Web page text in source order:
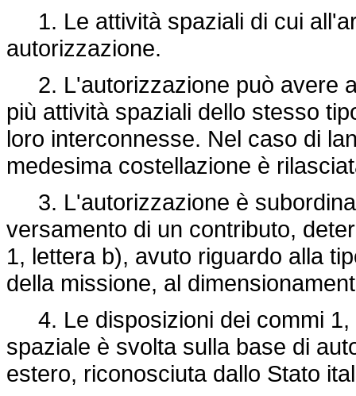
1. Le attività spaziali di cui
autorizzazione.
2. L'autorizzazione può avere
più attività spaziali dello stesso
loro interconnesse. Nel caso di
medesima costellazione è
3. L'autorizzazione è
versamento di un contributo,
1, lettera b), avuto riguardo alla
della missione, al
4. Le disposizioni dei commi 1,
spaziale è svolta sulla base di
estero, riconosciuta dallo Stato